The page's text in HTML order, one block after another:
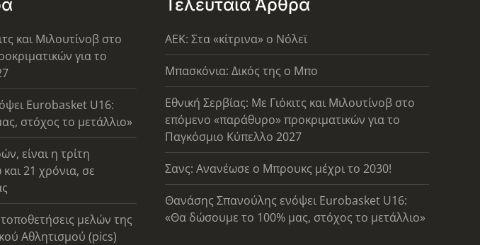
και Μιλουτίνοβ στο
για το
Eurobasket U16:
στόχος το μετάλλιο»
είναι η τρίτη
21 χρόνια, σε
μελών της
Αθλητισμού (pics)
Τελευταία Άρθρα
AEK: Στα «κίτρινα» ο Νόλεϊ
Μπασκόνια: Δικός της ο Μπο
Εθνική Σερβίας: Με Γιόκιτς και Μιλουτίνοβ στο
επόμενο «παράθυρο» προκριματικών για το
Παγκόσμιο Κύπελλο 2027
Σανς: Ανανέωσε ο Μπρουκς μέχρι το 2030!
Θανάσης Σπανούλης ενόψει Eurobasket U16:
«Θα δώσουμε το 100% μας, στόχος το μετάλλιο»